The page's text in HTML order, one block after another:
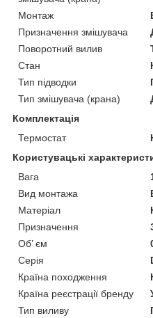
Монтаж
Призначення змішувача
Поворотний вилив
Стан
Тип підводки
Тип змішувача (крана)
Комплектація
Термостат
Користувацькi
Вага
Вид монтажа
Матеріал
Призначення
Об’ єм
Серія
Країна походження
Країна реєстрації бренду
Тип виливу